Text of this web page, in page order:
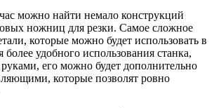
можно найти немало конструкций
ножниц для резки. Самое сложное
которые можно будет использовать в
удобного использования станка,
его можно будет дополнительно
которые позволят ровно